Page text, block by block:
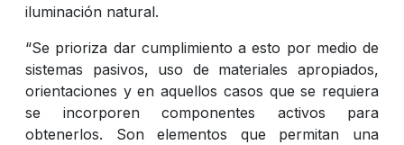
iluminación natural.
“Se prioriza dar cumplimiento a esto por medio de
sistemas pasivos, uso de materiales apropiados,
orientaciones y en aquellos casos que se requiera
se incorporen componentes activos para
obtenerlos. Son elementos que permitan una